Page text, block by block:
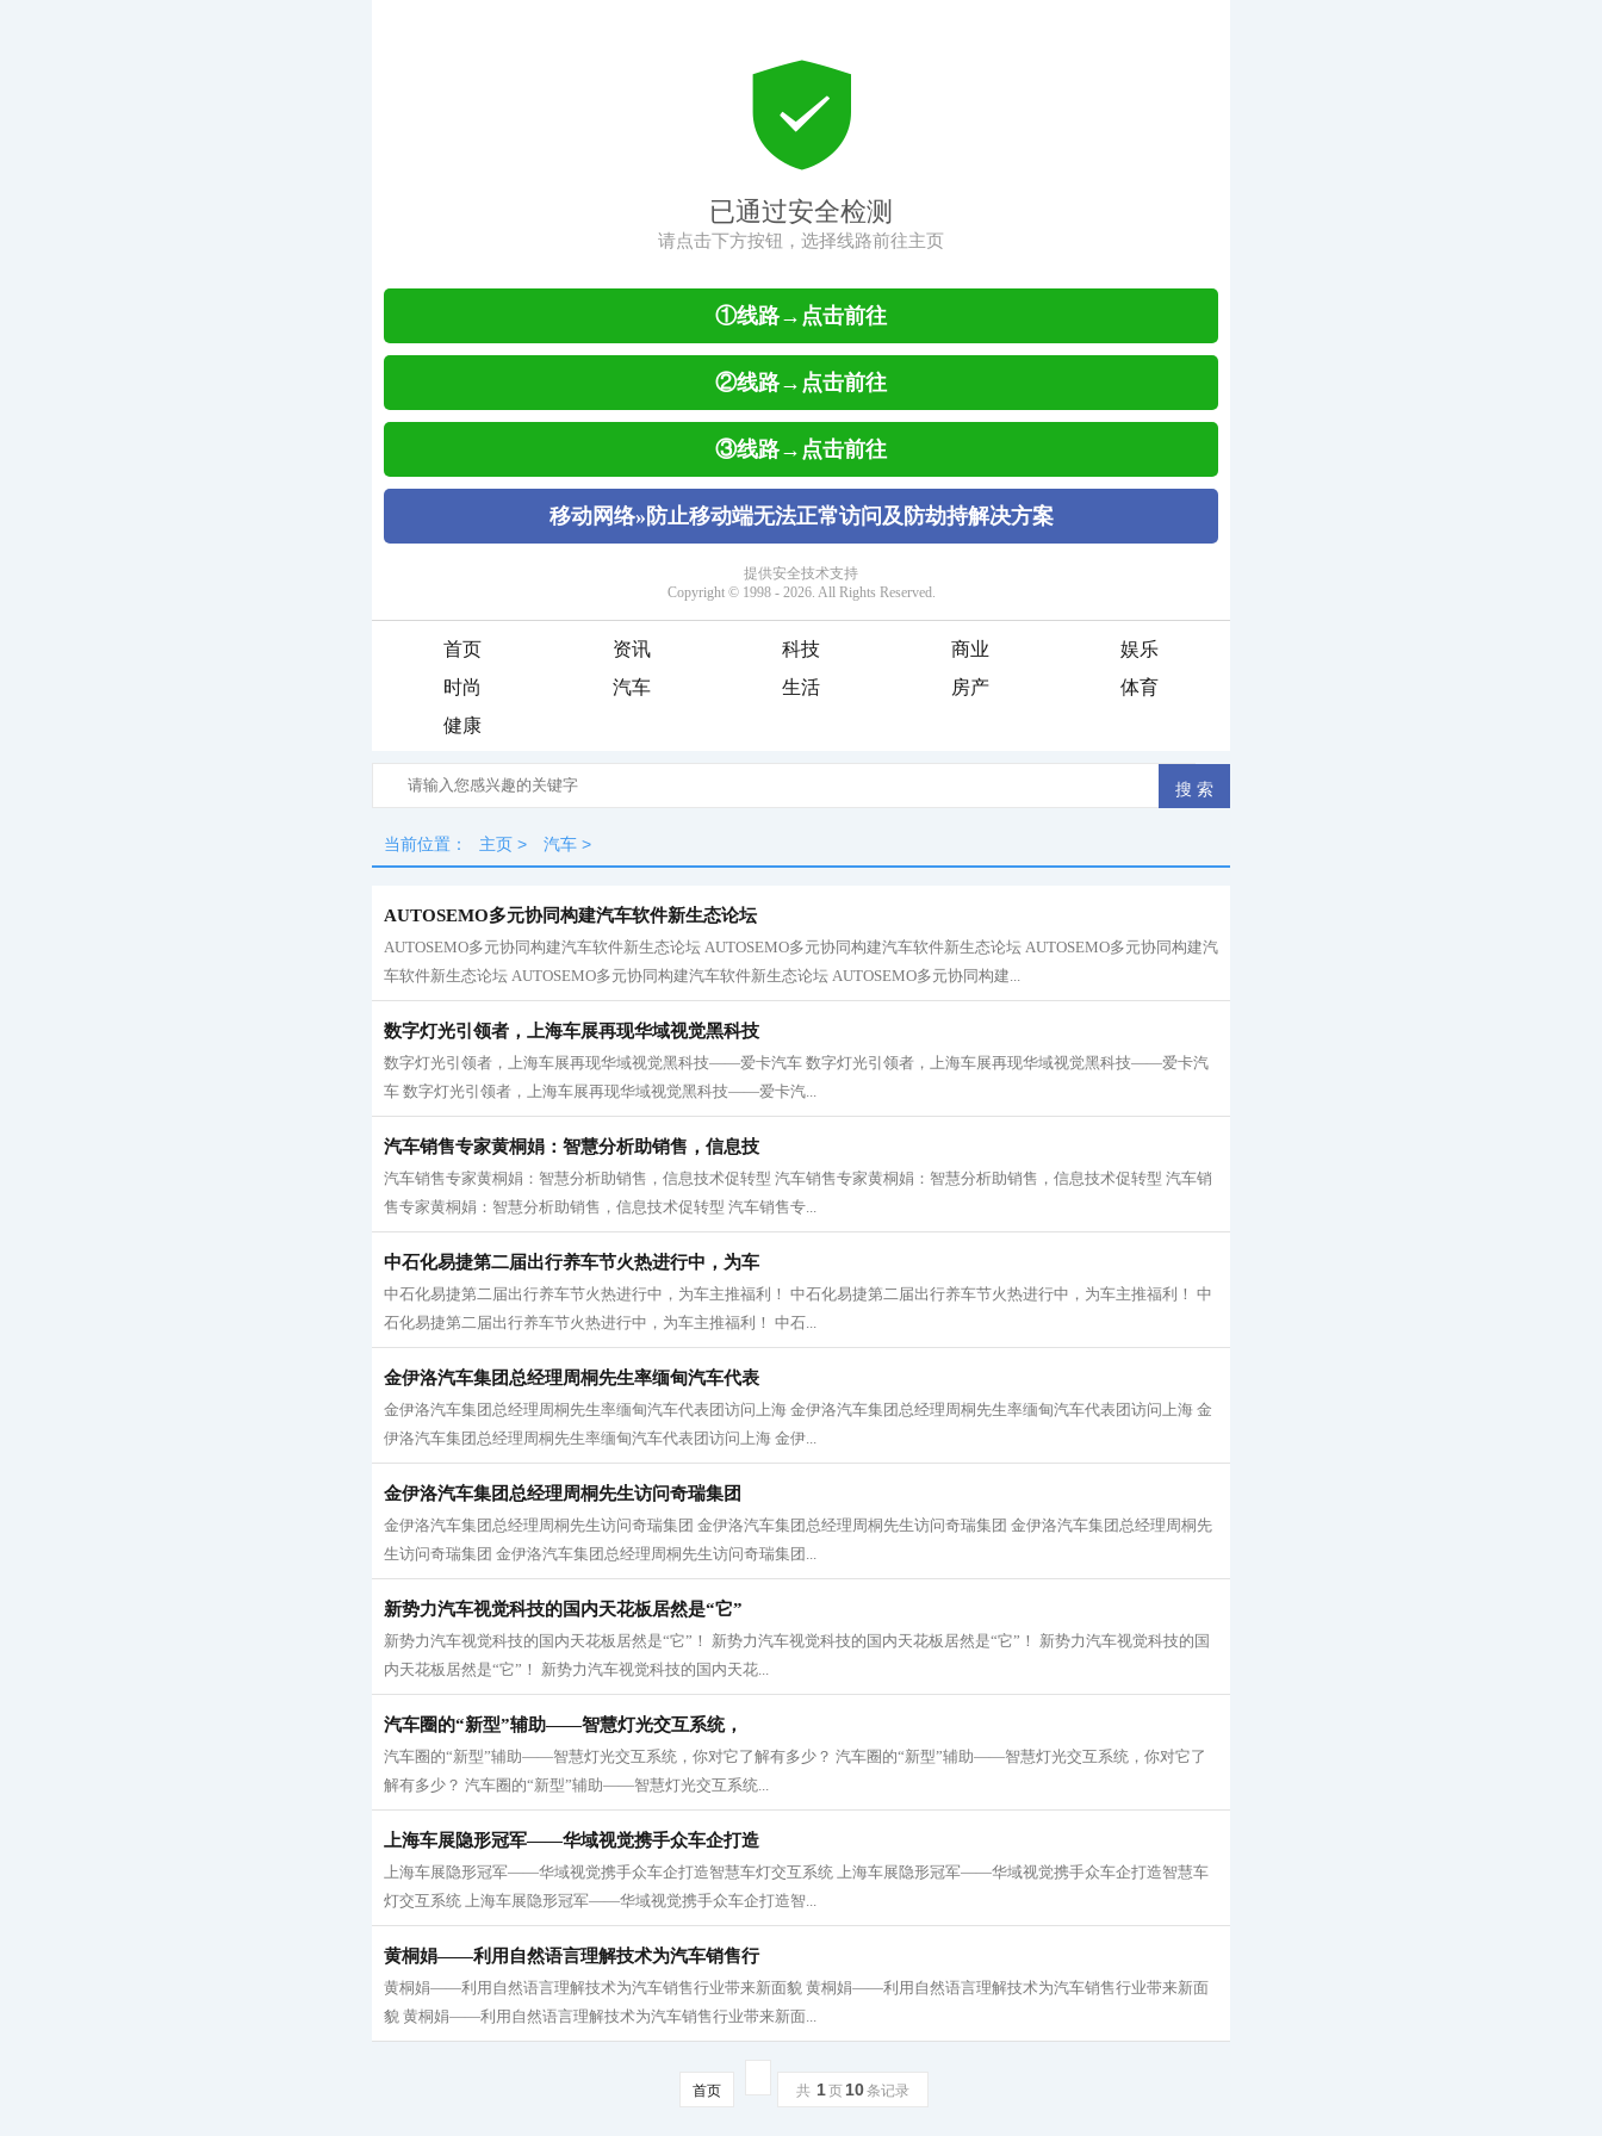
首页 资讯 科技 商业
娱乐
时尚
汽车 生活 房产
体育
健康
当前位置： 主页 > 汽车 >
AUTOSEMO多元协同构建汽车软件新生态论坛
AUTOSEMO多元协同构建汽车软件新生态论坛 AUTOSEMO多元协同构建汽车软件新生态论坛 AUTOSEMO多元协同构建汽
车软件新生态论坛 AUTOSEMO多元协同构建汽车软件新生态论坛 AUTOSEMO多元协同构建...
数字灯光引领者，上海车展再现华域视觉黑科技
数字灯光引领者，上海车展再现华域视觉黑科技——爱卡汽车 数字灯光引领者，上海车展再现华域视觉黑科技——爱卡汽
车 数字灯光引领者，上海车展再现华域视觉黑科技——爱卡汽...
汽车销售专家黄桐娟：智慧分析助销售，信息技
汽车销售专家黄桐娟：智慧分析助销售，信息技术促转型 汽车销售专家黄桐娟：智慧分析助销售，信息技术促转型 汽车销
售专家黄桐娟：智慧分析助销售，信息技术促转型 汽车销售专...
中石化易捷第二届出行养车节火热进行中，为车
中石化易捷第二届出行养车节火热进行中，为车主推福利！ 中石化易捷第二届出行养车节火热进行中，为车主推福利！ 中
石化易捷第二届出行养车节火热进行中，为车主推福利！ 中石...
金伊洛汽车集团总经理周桐先生率缅甸汽车代表
金伊洛汽车集团总经理周桐先生率缅甸汽车代表团访问上海 金伊洛汽车集团总经理周桐先生率缅甸汽车代表团访问上海 金
伊洛汽车集团总经理周桐先生率缅甸汽车代表团访问上海 金伊...
金伊洛汽车集团总经理周桐先生访问奇瑞集团
金伊洛汽车集团总经理周桐先生访问奇瑞集团 金伊洛汽车集团总经理周桐先生访问奇瑞集团 金伊洛汽车集团总经理周桐先
生访问奇瑞集团 金伊洛汽车集团总经理周桐先生访问奇瑞集团...
新势力汽车视觉科技的国内天花板居然是“它”
新势力汽车视觉科技的国内天花板居然是“它”！ 新势力汽车视觉科技的国内天花板居然是“它”！ 新势力汽车视觉科技的国
内天花板居然是“它”！ 新势力汽车视觉科技的国内天花...
汽车圈的“新型”辅助——智慧灯光交互系统，
汽车圈的“新型”辅助——智慧灯光交互系统，你对它了解有多少？ 汽车圈的“新型”辅助——智慧灯光交互系统，你对它了
解有多少？ 汽车圈的“新型”辅助——智慧灯光交互系统...
上海车展隐形冠军——华域视觉携手众车企打造
上海车展隐形冠军——华域视觉携手众车企打造智慧车灯交互系统 上海车展隐形冠军——华域视觉携手众车企打造智慧车
灯交互系统 上海车展隐形冠军——华域视觉携手众车企打造智...
黄桐娟——利用自然语言理解技术为汽车销售行
黄桐娟——利用自然语言理解技术为汽车销售行业带来新面貌 黄桐娟——利用自然语言理解技术为汽车销售行业带来新面
貌 黄桐娟——利用自然语言理解技术为汽车销售行业带来新面...
首页 共 1页 10条记录